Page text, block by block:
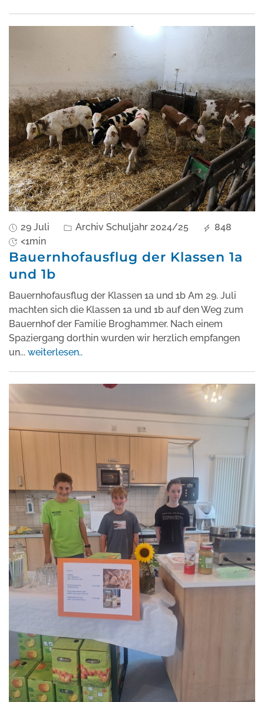
29 Juli Archiv Schuljahr 2024/25
848
<1min
Bauernhofausflug der Klassen 1a
und 1b
Bauernhofausflug der Klassen 1a und 1b Am 29. Juli
machten sich die Klassen 1a und 1b auf den Weg zum
Bauernhof der Familie Broghammer. Nach einem
Spaziergang dorthin wurden wir herzlich empfangen
un... weiterlesen..